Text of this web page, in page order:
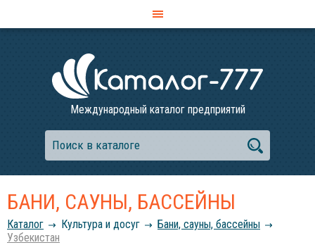
Международный каталог предприятий
БАНИ, САУНЫ, БАССЕЙНЫ
Каталог Культура и досуг
Бани, сауны, бассейны
Узбекистан